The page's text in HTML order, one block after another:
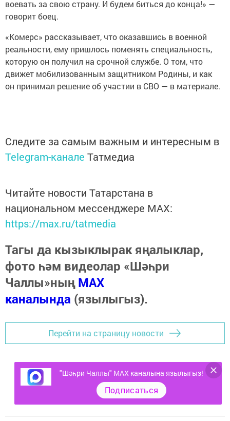
воевать за свою страну. И будем биться до конца!» —
говорит боец.
«Комерс» рассказывает, что оказавшись в военной
реальности, ему пришлось поменять специальность,
которую он получил на срочной службе. О том, что
движет мобилизованным защитником Родины, и как
он принимал решение об участии в СВО — в материале.
Следите за самым важным и интересным в
Telegram-канале Татмедиа
Читайте новости Татарстана в
национальном мессенджере MАХ:
https://max.ru/tatmedia
Тагы да кызыклырак яңалыклар,
фото һәм видеолар «Шәһри
Чаллы»ныңMAX
каналында (язылыгыз).
Перейти на страницу новости
"Шәһри Чаллы" MAX каналына язылыгыз!
Подписаться